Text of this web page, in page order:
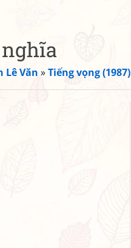
Lê Văn »Tiếng vọng (1987)